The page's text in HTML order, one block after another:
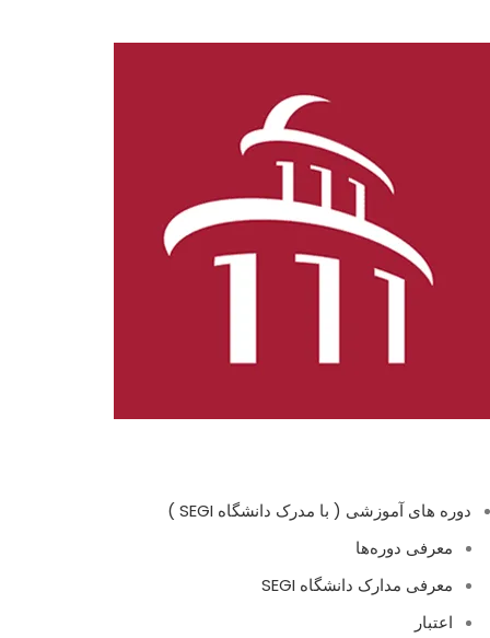
دوره های آموزشی ( با مدرک دانشگاه SEGI )
معرفی دوره‌ها
معرفی مدارک دانشگاه SEGI
اعتبار